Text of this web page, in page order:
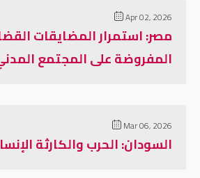
Apr 02, 2026
مصر: استمرار المضايقات
المفروضة على المجتمع
Mar 06, 2026
السودان: الحرب والكارثة